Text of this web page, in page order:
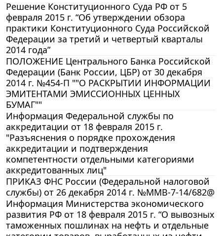
Решение Конституционного Суда РФ от 5
февраля 2015 г. “Об утверждении обзора
практики Конституционного Суда Российской
Федерации за третий и четвертый кварталы
2014 года”
ПОЛОЖЕНИЕ Центрального Банка Российской
Федерации (Банк России, ЦБР) от 30 декабря
2014 г. №454-П ""О РАСКРЫТИИ ИНФОРМАЦИИ
ЭМИТЕНТАМИ ЭМИССИОННЫХ ЦЕННЫХ
БУМАГ""
Информация Федеральной службы по
аккредитации от 18 февраля 2015 г.
"Разъяснения о порядке прохождения
аккредитации и подтверждения
компетентности отдельными категориями
аккредитованных лиц"
ПРИКАЗ ФНС России (Федеральной налоговой
службы) от 26 декабря 2014 г. №ММВ-7-14/682@
Информация Министерства экономического
развития РФ от 18 февраля 2015 г. “О вывозных
таможенных пошлинах на нефть и отдельные